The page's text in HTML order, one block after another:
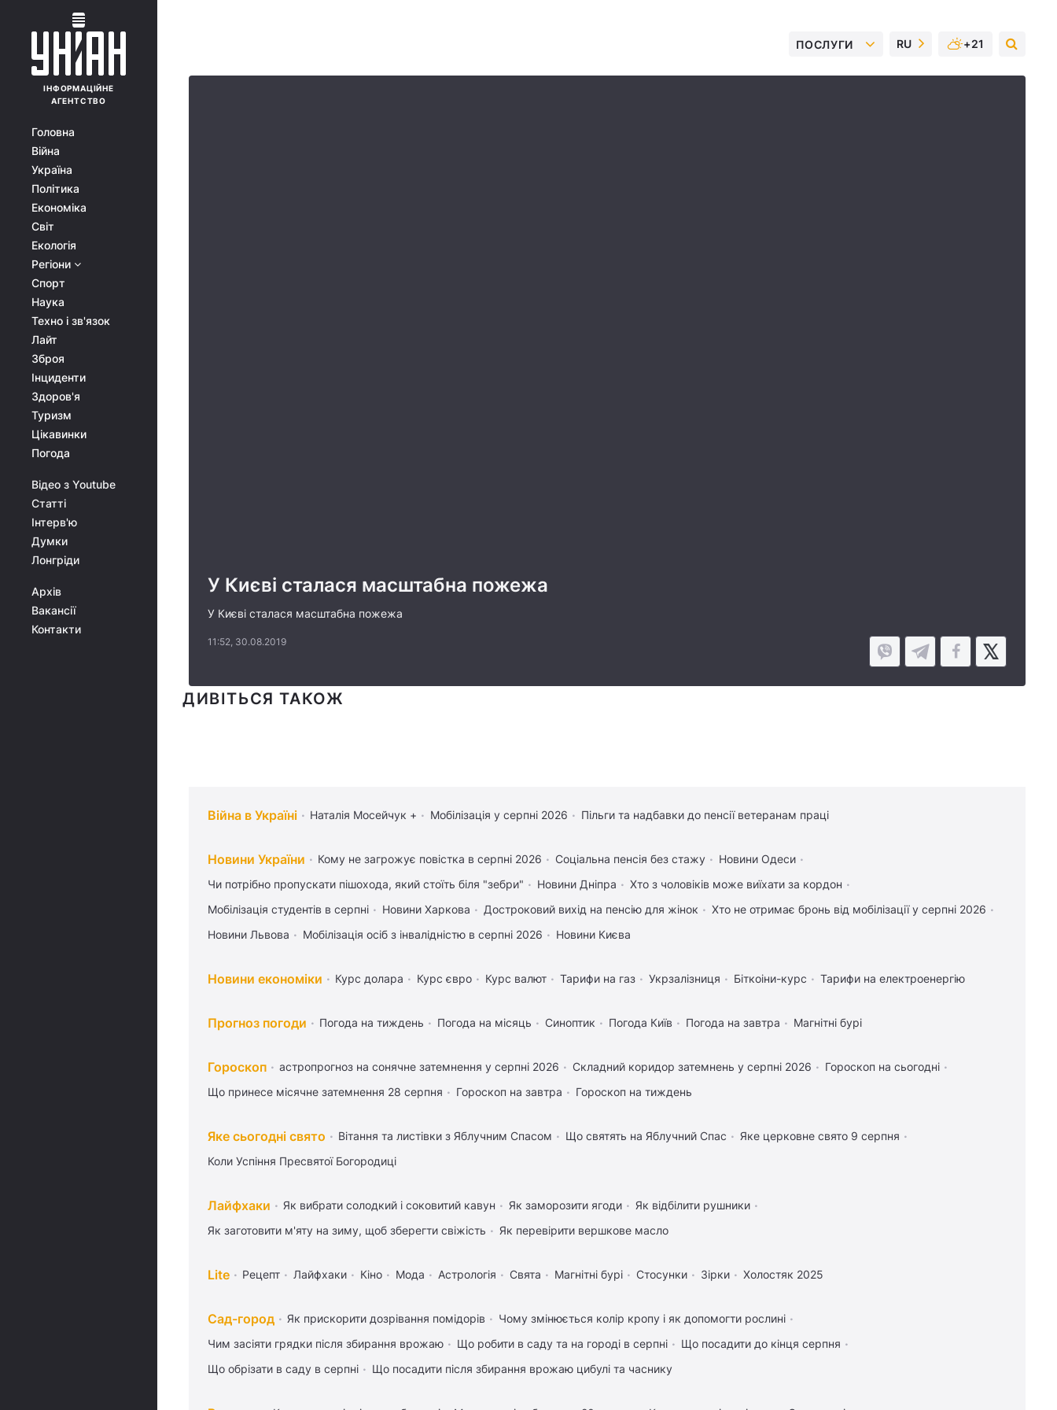
ІНФОРМАЦІЙНЕ
АГЕНТСТВО
Головна
Війна
Україна
Політика
Економіка
Світ
Екологія
Регіони
Спорт
Наука
Техно і зв'язок
Лайт
Зброя
Інциденти
Здоров'я
Туризм
Цікавинки
Погода
Відео з Youtube
Статті
Інтерв'ю
Думки
Лонгріди
Архів
Вакансії
Контакти
ПОСЛУГИ RU +21
У Києві сталася масштабна пожежа
У Києві сталася масштабна пожежа
11:52, 30.08.2019
ДИВІТЬСЯ ТАКОЖ
Війна в Україні Наталія Мосейчук + Мобілізація у серпні 2026 Пільги та надбавки до пенсії ветеранам праці
Новини України Кому не загрожує повістка в серпні 2026 Соціальна пенсія без стажу
Новини Одеси
Чи потрібно пропускати пішохода, який стоїть біля "зебри"
Новини Дніпра
Хто з чоловіків може виїхати за кордон
Мобілізація студентів в серпні
Новини Харкова Достроковий вихід на пенсію для жінок
Хто не отримає бронь від мобілізації у серпні 2026
Новини Львова
Мобілізація осіб з інвалідністю в серпні 2026 Новини Києва
Новини економіки Курс долара Курс євро Курс валют Тарифи на газ Укрзалізниця Біткоіни-курс Тарифи на електроенергію
Прогноз погоди Погода на тиждень Погода на місяць Синоптик Погода Київ Погода на завтра Магнітні бурі
Гороскоп астропрогноз на сонячне затемнення у серпні 2026 Складний коридор затемнень у серпні 2026
Гороскоп на сьогодні
Що принесе місячне затемнення 28 серпня
Гороскоп на завтра Гороскоп на тиждень
Яке сьогодні свято Вітання та листівки з Яблучним Спасом Що святять на Яблучний Спас
Яке церковне свято 9 серпня
Коли Успіння Пресвятої Богородиці
Лайфхаки Як вибрати солодкий і соковитий кавун Як заморозити ягоди
Як відбілити рушники
Як заготовити м'яту на зиму, щоб зберегти свіжість
Як перевірити вершкове масло
Lite Рецепт Лайфхаки Кіно Мода Астрологія Свята Магнітні бурі Стосунки Зірки Холостяк 2025
Сад-город Як прискорити дозрівання помідорів
Чому змінюється колір кропу і як допомогти рослині
Чим засіяти грядки після збирання врожаю
Що робити в саду та на городі в серпні
Що посадити до кінця серпня
Що обрізати в саду в серпні
Що посадити після збирання врожаю цибулі та часнику